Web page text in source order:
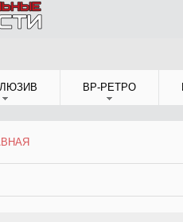
ВР-РЕТРО